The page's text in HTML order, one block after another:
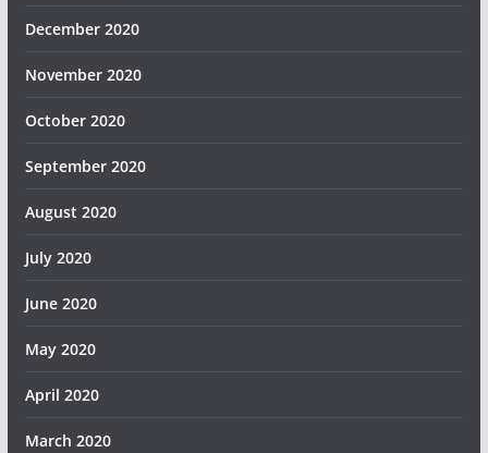
December 2020
November 2020
October 2020
September 2020
August 2020
July 2020
June 2020
May 2020
April 2020
March 2020